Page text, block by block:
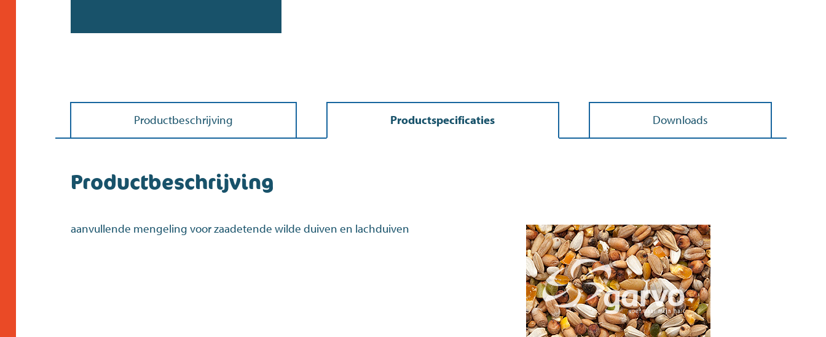
Productbeschrijving Productspecificaties Downloads
Productbeschrijving
aanvullende mengeling voor zaadetende wilde duiven en lachduiven